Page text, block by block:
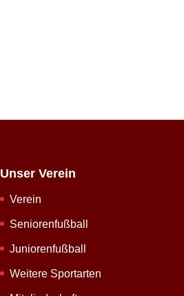
Unser Verein
Verein
Seniorenfußball
Juniorenfußball
Weitere Sportarten